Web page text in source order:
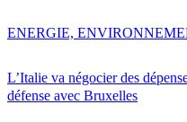
L’Italie va négocier des
défense avec Bruxelles
ENERGIE,